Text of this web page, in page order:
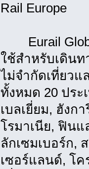
Rail Europe
Eurail
ใช้สำหรับเดินท
ไม่จำกัดเที่ยวแ
ทั้งหมด 20 ประ
เบลเยี่ยม, ฮังก
โรมาเนีย, ฟินแ
ลักเซมเบอร์ก,
เซอร์แลนด์, โค